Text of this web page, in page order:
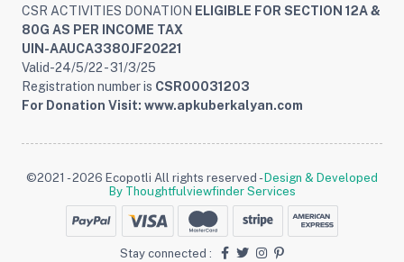
CSR ACTIVITIES DONATION ELIGIBLE FOR SECTION 12A &
80G AS PER INCOME TAX
UIN-AAUCA3380JF20221
Valid-24/5/22 - 31/3/25
Registration number is CSR00031203
For Donation Visit: www.apkuberkalyan.com
©2021 - 2026 Ecopotli All rights reserved - Design & Developed
By Thoughtfulviewfinder Services
Stay connected :